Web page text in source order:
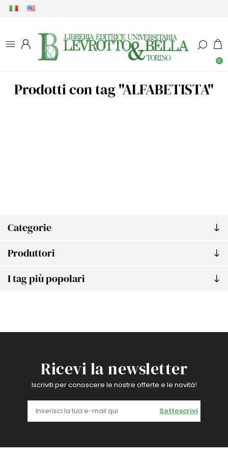
0
Categorie
Produttori
I tag più popolari
Prodotti con tag "ALFABETISTA"
Ricevi la newsletter
Iscriviti per conoscere le nostre offerte e le novità!
Sottoscrivi